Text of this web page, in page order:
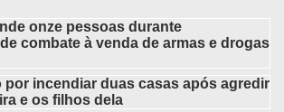
onze pessoas durante
combate à venda de armas e drogas
por incendiar duas casas após agredir
e os filhos dela